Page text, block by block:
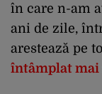
în care n-am
ani de zile,
arestează pe
întâmplat mai